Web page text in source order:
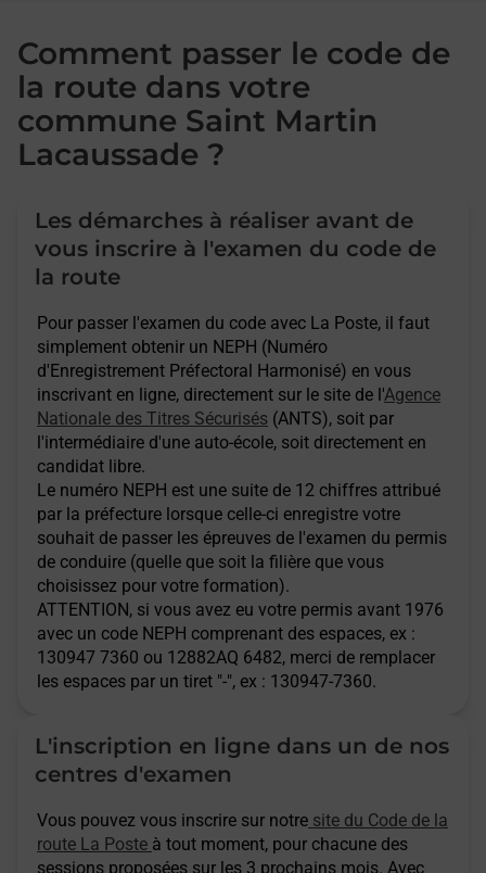
Comment passer le code de
la route dans votre
commune Saint Martin
Lacaussade ?
Les démarches à réaliser avant de
vous inscrire à l'examen du code de
la route
Pour passer l'examen du code avec La Poste, il faut
simplement obtenir un NEPH (Numéro
d'Enregistrement Préfectoral Harmonisé) en vous
inscrivant en ligne, directement sur le site de l'Agence
Nationale des Titres Sécurisés (ANTS), soit par
l'intermédiaire d'une auto-école, soit directement en
candidat libre.
Le numéro NEPH est une suite de 12 chiffres attribué
par la préfecture lorsque celle-ci enregistre votre
souhait de passer les épreuves de l'examen du permis
de conduire (quelle que soit la filière que vous
choisissez pour votre formation).
ATTENTION, si vous avez eu votre permis avant 1976
avec un code NEPH comprenant des espaces, ex :
130947 7360 ou 12882AQ 6482, merci de remplacer
les espaces par un tiret "-", ex : 130947-7360.
L'inscription en ligne dans un de nos
centres d'examen
Vous pouvez vous inscrire sur notre site du Code de la
route La Poste à tout moment, pour chacune des
sessions proposées sur les 3 prochains mois. Avec